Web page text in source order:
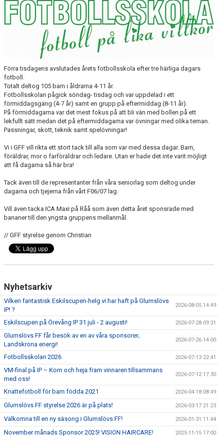
BLI MEDLEM
KLÄDKOLLEKTION
Förra tisdagens avslutades årets fotbollsskola efter tre härliga dagars
fotboll.
Totalt deltog 105 barn i åldrarna 4-11 år.
Fotbollsskolan pågick söndag- tisdag och var uppdelad i ett
förmiddagsgäng (4-7 år) samt en grupp på eftermiddag (8-11 år).
På förmiddagarna var det mest fokus på att bli vän med bollen på ett
lekfullt sätt medan det på eftermiddagarna var övningar med olika teman.
Passningar, skott, teknik samt spelövningar!
Vi i GFF vill rikta ett stort tack till alla som var med dessa dagar. Barn,
föräldrar, mor o farföräldrar och ledare. Utan er hade det inte varit möjligt
att få dagarna så här bra!
Tack även till de representanter från våra seniorlag som deltog under
dagarna och tjejerna från vårt F06/07 lag.
Vill även tacka ICA Maxi på Råå som även detta året sponsrade med
bananer till den yngsta gruppens mellanmål.
// GFF styrelse genom Christian
Nyhetsarkiv
Vilken fantastisk Eskilscupen-helg vi har haft på Glumslövs
IP! ?
2026-08-05 14:49
Eskilscupen på Örevång IP 31 juli - 2 augusti! 2026-07-28 09:31
Glumslövs FF får besök av en av våra sponsorer;
Landskrona energi!
2026-07-26 14:00
Fotbollsskolan 2026 2026-07-13 22:41
VM-final på IP – Kom och heja fram vinnaren tillsammans
med oss!
2026-07-12 17:30
Knattefotboll för barn födda 2021 2026-04-18 08:49
Glumslövs FF styrelse 2026 är på plats! 2026-03-17 21:23
Välkomna till en ny säsong i Glumslövs FF! 2026-01-31 11:44
November månads Sponsor 2025! VISION HAIRCARE! 2025-11-15 17:00